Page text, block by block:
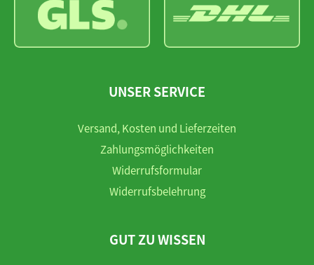
UNSER SERVICE
Versand, Kosten und Lieferzeiten
Zahlungsmöglichkeiten
Widerrufsformular
Widerrufsbelehrung
GUT ZU WISSEN